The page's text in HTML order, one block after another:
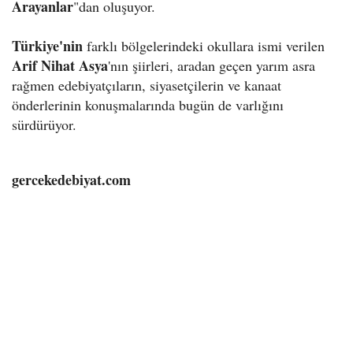
Arayanlar"dan oluşuyor.
Türkiye'nin farklı bölgelerindeki okullara ismi verilen
Arif Nihat Asya'nın şiirleri, aradan geçen yarım asra
rağmen edebiyatçıların, siyasetçilerin ve kanaat
önderlerinin konuşmalarında bugün de varlığını
sürdürüyor.
gercekedebiyat.com